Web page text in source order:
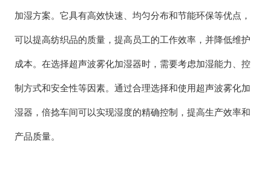
加湿方案。它具有高效快速、均匀分布和节能环保等优点，
可以提高纺织品的质量，提高员工的工作效率，并降低维护
成本。在选择超声波雾化加湿器时，需要考虑加湿能力、控
制方式和安全性等因素。通过合理选择和使用超声波雾化加
湿器，倍捻车间可以实现湿度的精确控制，提高生产效率和
产品质量。